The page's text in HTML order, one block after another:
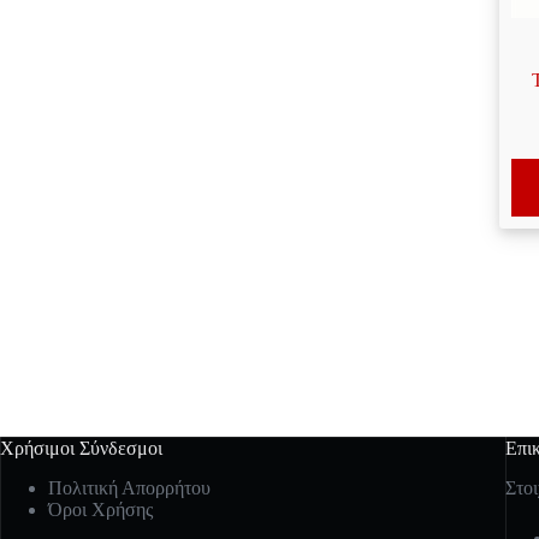
Χρήσιμοι Σύνδεσμοι
Πολιτική Απορρήτου
Όροι Χρήσης